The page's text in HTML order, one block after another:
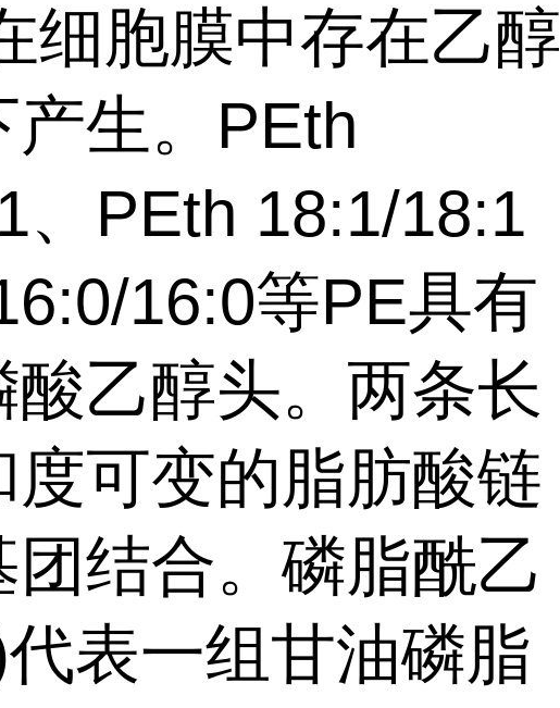
细胞膜中存在乙醇
产生。PEth
、PEth 18:1/18:1
16:0等PE具有
酸乙醇头。两条长
度可变的脂肪酸链
结合。磷脂酰乙
表一组甘油磷脂